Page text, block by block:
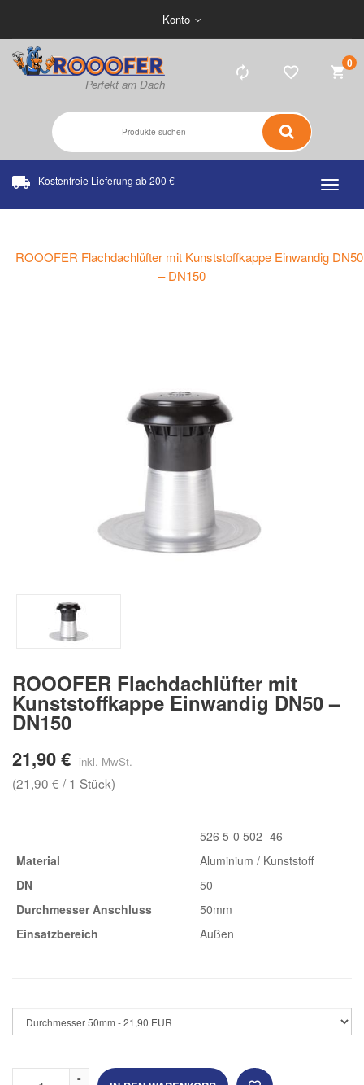
Konto
Kostenfreie Lieferung ab 200 €
0
ROOOFER Flachdachlüfter mit Kunststoffkappe Einwandig DN50
– DN150
ROOOFER Flachdachlüfter mit
Kunststoffkappe Einwandig DN50 –
DN150
21,90 €
(21,90 € / 1 Stück)
526 5-0 502 -46
Material
Aluminium / Kunststoff
DN
50
Durchmesser Anschluss
50mm
Einsatzbereich
Außen